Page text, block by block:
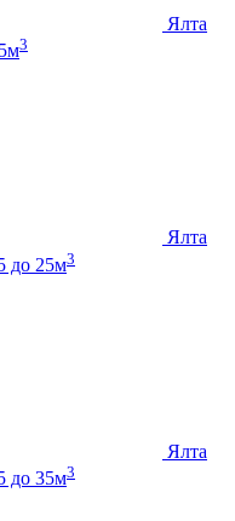
Ялта
3
Ялта
до 25м3
Ялта
до 35м3